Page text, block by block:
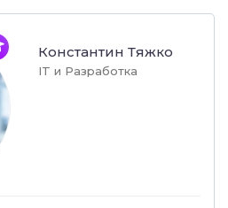
Константин Тяжко
IT и Разработка